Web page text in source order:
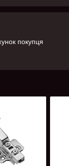
покупця